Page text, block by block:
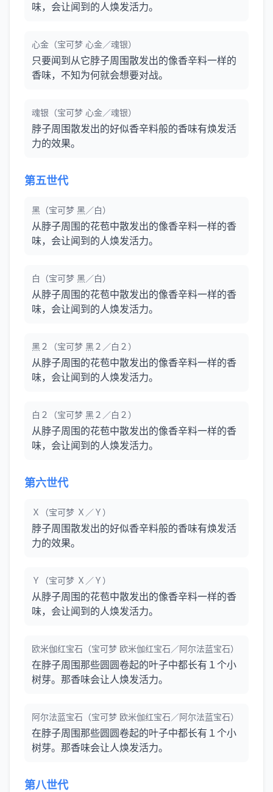
味，会让闻到的人焕发活力。
心金（宝可梦 心金／魂银）
只要闻到从它脖子周围散发出的像香辛料一样的
香味，不知为何就会想要对战。
魂银（宝可梦 心金／魂银）
脖子周围散发出的好似香辛料般的香味有焕发活
力的效果。
第五世代
黑（宝可梦 黑／白）
从脖子周围的花苞中散发出的像香辛料一样的香
味，会让闻到的人焕发活力。
白（宝可梦 黑／白）
从脖子周围的花苞中散发出的像香辛料一样的香
味，会让闻到的人焕发活力。
黑２（宝可梦 黑２／白２）
从脖子周围的花苞中散发出的像香辛料一样的香
味，会让闻到的人焕发活力。
白２（宝可梦 黑２／白２）
从脖子周围的花苞中散发出的像香辛料一样的香
味，会让闻到的人焕发活力。
第六世代
Ｘ（宝可梦 Ｘ／Ｙ）
脖子周围散发出的好似香辛料般的香味有焕发活
力的效果。
Ｙ（宝可梦 Ｘ／Ｙ）
从脖子周围的花苞中散发出的像香辛料一样的香
味，会让闻到的人焕发活力。
欧米伽红宝石（宝可梦 欧米伽红宝石／阿尔法蓝宝石）
在脖子周围那些圆圆卷起的叶子中都长有１个小
树芽。那香味会让人焕发活力。
阿尔法蓝宝石（宝可梦 欧米伽红宝石／阿尔法蓝宝石）
在脖子周围那些圆圆卷起的叶子中都长有１个小
树芽。那香味会让人焕发活力。
第八世代